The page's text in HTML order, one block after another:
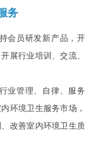
务
会员研发新产品，开
展行业培训、交流、
业管理、自律、服务
环境卫生服务市场，
改善室内环境卫生质